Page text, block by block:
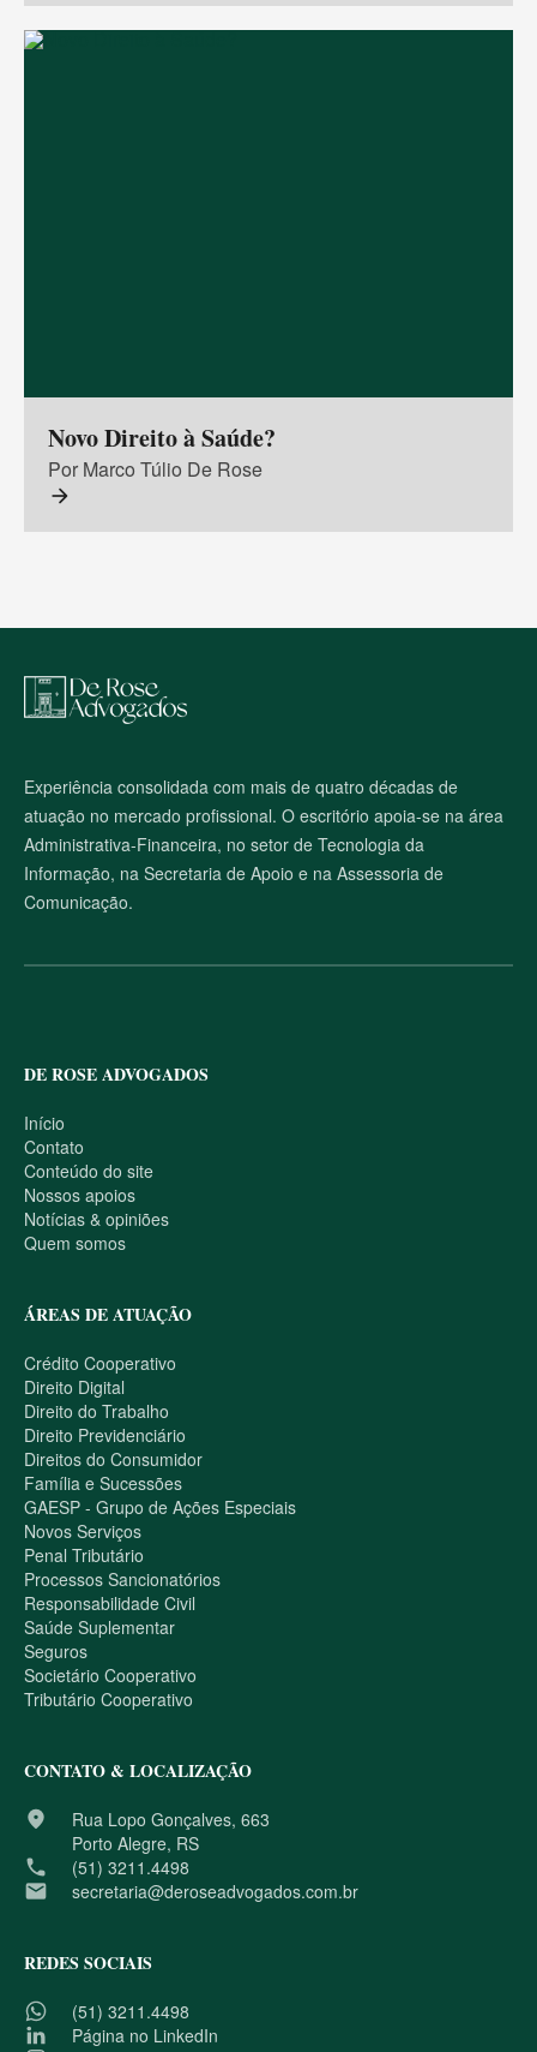
Novo Direito à Saúde?
Por Marco Túlio De Rose
arrow_forward
M
a
p
o
s
i
t
e
Experiência consolidada com mais de quatro décadas de
atuação no mercado profissional. O escritório apoia-se na área
Administrativa-Financeira, no setor de Tecnologia da
Informação, na Secretaria de Apoio e na Assessoria de
Comunicação.
DE ROSE ADVOGADOS
Início
Contato
Conteúdo do site
Nossos apoios
Notícias & opiniões
Quem somos
ÁREAS DE ATUAÇÃO
Crédito Cooperativo
Direito Digital
Direito do Trabalho
Direito Previdenciário
Direitos do Consumidor
Família e Sucessões
GAESP - Grupo de Ações Especiais
Novos Serviços
Penal Tributário
Processos Sancionatórios
Responsabilidade Civil
Saúde Suplementar
Seguros
Societário Cooperativo
Tributário Cooperativo
CONTATO & LOCALIZAÇÃO
place
Rua Lopo Gonçalves, 663
Porto Alegre, RS
phone
(51) 3211.4498
email
secretaria@deroseadvogados.com.br
REDES SOCIAIS
(51) 3211.4498
Página no LinkedIn